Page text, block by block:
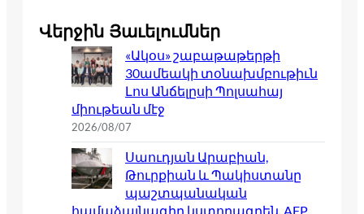
Վերջին Յաւելումներ
«Ակօս» շաբաթաթերթի
30ամեակի տօնախմբութիւն
Լոս Անճելըսի Պոլսահայ
միութեան մէջ
2026/08/07
Սաուդյան Արաբիան,
Թուրքիան և Պակիստանը
պաշտպանական
համաձայնագիր կստորագրեն. AFP